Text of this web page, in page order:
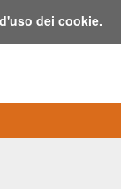
dei cookie.